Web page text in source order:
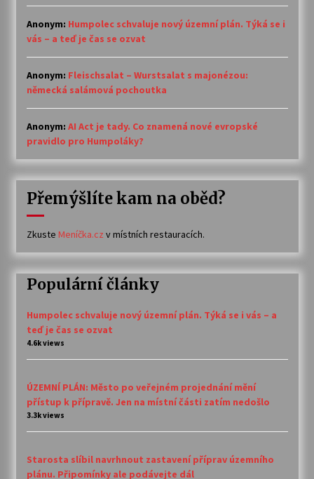
Anonym: Humpolec schvaluje nový územní plán. Týká se i
vás – a teď je čas se ozvat
Anonym: Fleischsalat – Wurstsalat s majonézou:
německá salámová pochoutka
Anonym: AI Act je tady. Co znamená nové evropské
pravidlo pro Humpoláky?
Přemýšlíte kam na oběd?
Zkuste Meníčka.cz v místních restauracích.
Populární články
Humpolec schvaluje nový územní plán. Týká se i vás – a
teď je čas se ozvat
4.6k views
ÚZEMNÍ PLÁN: Město po veřejném projednání mění
přístup k přípravě. Jen na místní části zatím nedošlo
3.3k views
Starosta slíbil navrhnout zastavení příprav územního
plánu. Připomínky ale podávejte dál